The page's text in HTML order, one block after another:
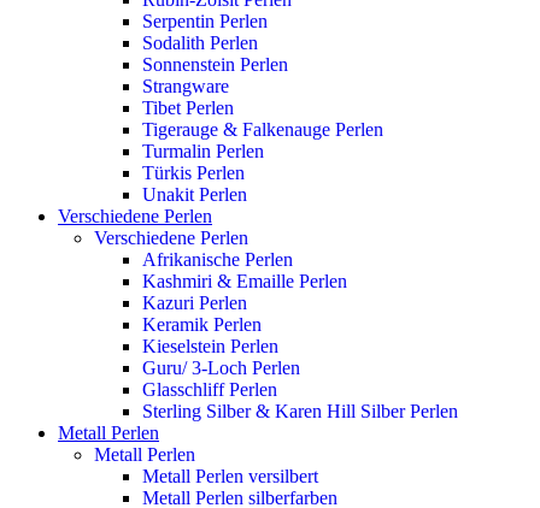
Serpentin Perlen
Sodalith Perlen
Sonnenstein Perlen
Strangware
Tibet Perlen
Tigerauge & Falkenauge Perlen
Turmalin Perlen
Türkis Perlen
Unakit Perlen
Verschiedene Perlen
Verschiedene Perlen
Afrikanische Perlen
Kashmiri & Emaille Perlen
Kazuri Perlen
Keramik Perlen
Kieselstein Perlen
Guru/ 3-Loch Perlen
Glasschliff Perlen
Sterling Silber & Karen Hill Silber Perlen
Metall Perlen
Metall Perlen
Metall Perlen versilbert
Metall Perlen silberfarben